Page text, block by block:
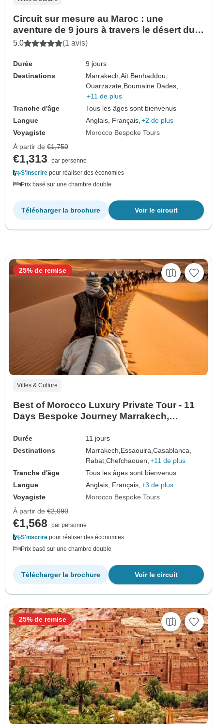
Circuit sur mesure au Maroc : une
aventure de 9 jours à travers le désert du
Sahara et les villes impériales
5.0 (1 avis)
Durée
9 jours
Destinations
Marrakech,Ait Benhaddou,
Ouarzazate, Boumalne Dades,
+11 de plus
Tranche d'âge
Tous les âges sont bienvenus
Langue
Anglais, Français, +2 de plus
Voyagiste
Morocco Bespoke Tours
À partir de €1,750
€1,313
par personne
S'inscrire pour réaliser des économies
Prix basé sur une chambre double
Voir le circuit
Télécharger la brochure
Villes & Culture
Best of Morocco Luxury Private Tour - 11
Days Bespoke Journey Marrakech,
Durée
11 jours
Destinations
Marrakech, Essaouira,Casablanca,
Rabat,Chefchaouen, +11 de plus
Tranche d'âge
Tous les âges sont bienvenus
Langue
Anglais, Français, +3 de plus
Voyagiste
Morocco Bespoke Tours
25% de remise
À partir de €2,090
€1,568
par personne
S'inscrire pour réaliser des économies
Prix basé sur une chambre double
Voir le circuit
Télécharger la brochure
25% de remise